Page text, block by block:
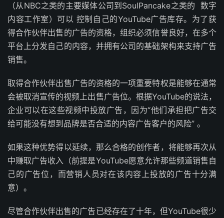
（从NBC之类的主要媒体公司到SoulPancake之类的 数字
内容工作室）可以 控制自己的YouTube广告库存。为了获
得合作伙伴出售的广告的资格，组织必须信誉良好，在多个
平台上分发自己的内容，并拥有公司的基础架构来支持广告
销售。
取得合作伙伴出售广告的资格的一项重要特权是能够在通常
会被取消宣传的视频上出售广告位。根据YouTube的说法，
企业可以在这些视频中投放广告，因为“他们承担把广告交
给可能没有想到品牌是否合适的内容广告客户的风险” 。
如果这种优势得以延续，那么合格的创作者，将能够再次从
中赚取广告收入（前提是YouTube愿意允许那些频道销售自
己的广告位，而营销人员对在该内容上投放的广告十分满
意）。
尽管合作伙伴出售的广告已经存在了十年，但YouTube很少